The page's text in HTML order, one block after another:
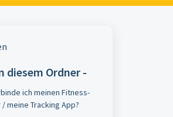
diesem Ordner -
ich meinen Fitness-
meine Tracking App?